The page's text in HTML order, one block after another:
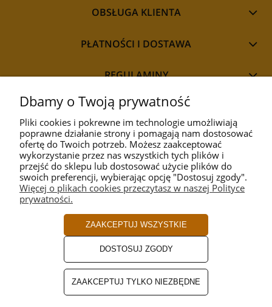
OBSŁUGA KLIENTA
PŁATNOŚCI I DOSTAWA
REGULAMINY
STYL
PRZEZNACZENIE
PRODUCENCI
ROZMIAR
Dbamy o Twoją prywatność
Pliki cookies i pokrewne im technologie umożliwiają
poprawne działanie strony i pomagają nam dostosować
ofertę do Twoich potrzeb. Możesz zaakceptować
wykorzystanie przez nas wszystkich tych plików i
przejść do sklepu lub dostosować użycie plików do
swoich preferencji, wybierając opcję "Dostosuj zgody".
Więcej o plikach cookies przeczytasz w naszej Polityce
prywatności.
ZAAKCEPTUJ TYLKO NIEZBĘDNE
DOSTOSUJ ZGODY
ZAAKCEPTUJ WSZYSTKIE